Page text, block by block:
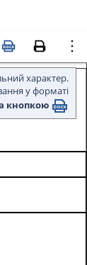
характер.
у форматі
кнопкою